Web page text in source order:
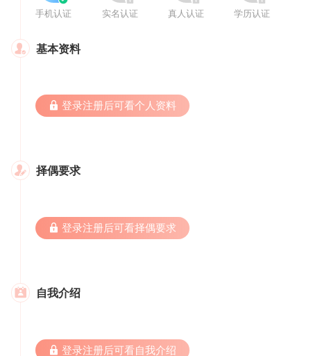
手机认证 实名认证 真人认证 学历认证
 基本资料
 登录注册后可看个人资料
 择偶要求
 登录注册后可看择偶要求
 自我介绍
 登录注册后可看自我介绍